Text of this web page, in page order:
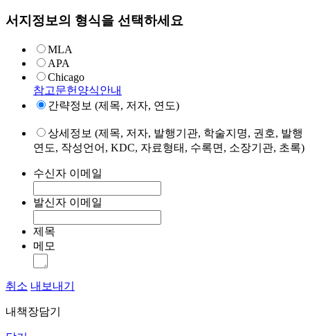
서지정보의 형식을 선택하세요
MLA
APA
Chicago
참고문헌양식안내
간략정보 (제목, 저자, 연도)
상세정보 (제목, 저자, 발행기관, 학술지명, 권호, 발행
연도, 작성언어, KDC, 자료형태, 수록면, 소장기관, 초록)
수신자 이메일
발신자 이메일
제목
메모
취소 내보내기
내책장담기